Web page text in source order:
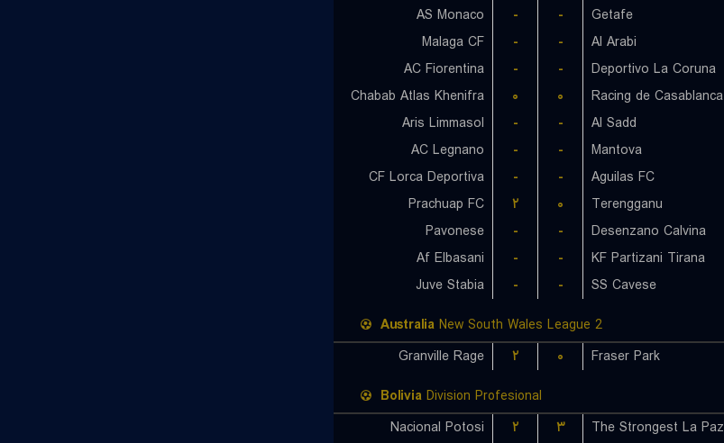
AS Monaco
- - Getafe
Malaga CF
- - Al Arabi
AC Fiorentina
- - Deportivo La Coruna
Chabab Atlas Khenifra
۰ ۰ Racing de Casablanca
Aris Limmasol
- - Al Sadd
AC Legnano
- - Mantova
CF Lorca Deportiva
- - Aguilas FC
Prachuap FC
۲ ۰ Terengganu
Pavonese
- - Desenzano Calvina
Af Elbasani
- - KF Partizani Tirana
Juve Stabia
- - SS Cavese
Australia New South Wales League 2
Granville Rage
۲ ۰ Fraser Park
Bolivia Division Profesional
Nacional Potosi
۲ ۳ The Strongest La Paz